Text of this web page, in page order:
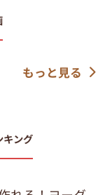
もっと見る
キング